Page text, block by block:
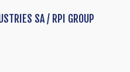
SA / RPI GROUP